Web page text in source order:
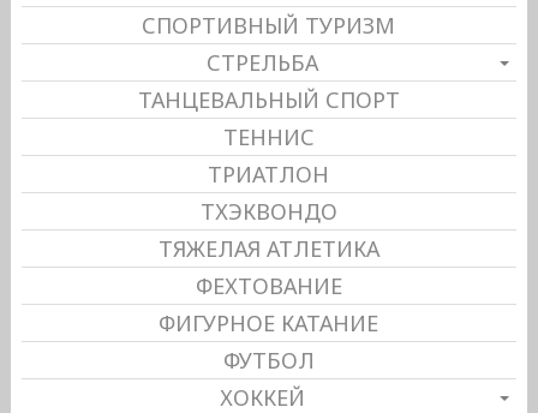
СПОРТИВНЫЙ ТУРИЗМ
СТРЕЛЬБА
ТАНЦЕВАЛЬНЫЙ СПОРТ
ТЕННИС
ТРИАТЛОН
ТХЭКВОНДО
ТЯЖЕЛАЯ АТЛЕТИКА
ФЕХТОВАНИЕ
ФИГУРНОЕ КАТАНИЕ
ФУТБОЛ
ХОККЕЙ